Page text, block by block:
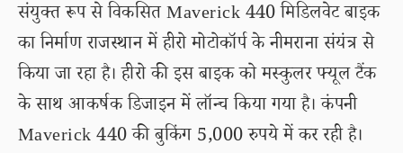
संयुक्त रूप से विकसित Maverick 440 मिडिलवेट बाइक
का निर्माण राजस्थान में हीरो मोटोकॉर्प के नीमराना संयंत्र से
किया जा रहा है। हीरो की इस बाइक को मस्कुलर फ्यूल टैंक
के साथ आकर्षक डिजाइन में लॉन्च किया गया है। कंपनी
Maverick 440 की बुकिंग 5,000 रुपये में कर रही है।